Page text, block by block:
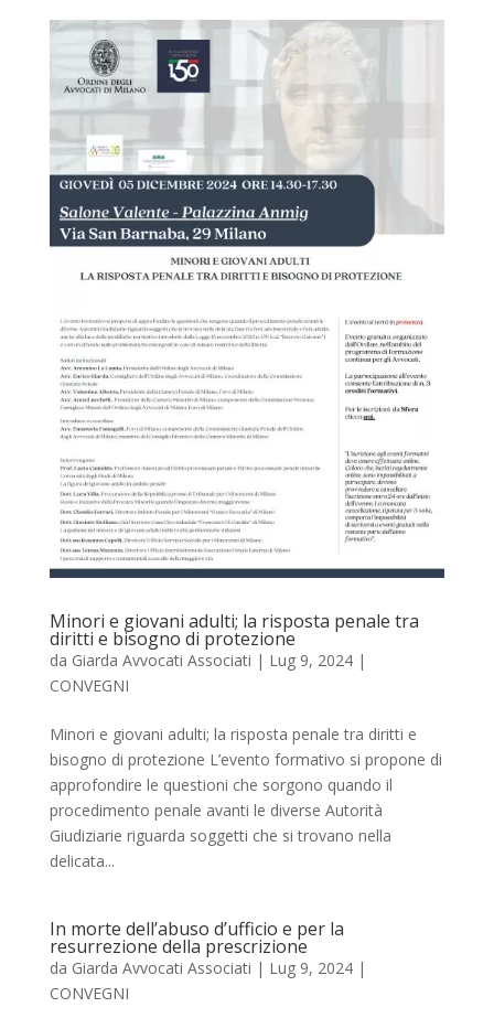
Minori e giovani adulti; la risposta penale tra
diritti e bisogno di protezione
da Giarda Avvocati Associati | Lug 9, 2024|
CONVEGNI
Minori e giovani adulti; la risposta penale tra diritti e
bisogno di protezione L’evento formativo si propone di
approfondire le questioni che sorgono quando il
procedimento penale avanti le diverse Autorità
Giudiziarie riguarda soggetti che si trovano nella
delicata...
In morte dell’abuso d’ufficio e per la
resurrezione della prescrizione
da Giarda Avvocati Associati | Lug 9, 2024|
CONVEGNI